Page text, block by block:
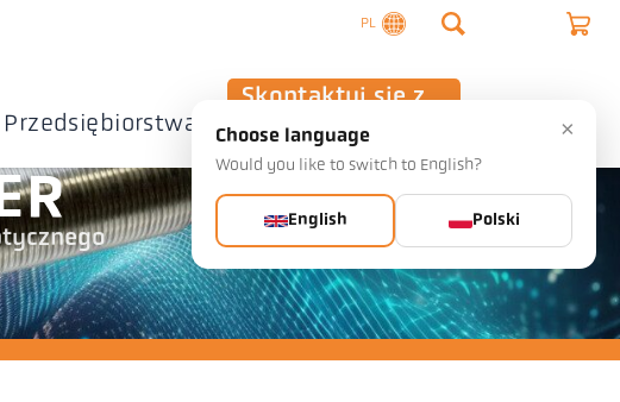
PL
Przedsiębiorstwa
Skontaktuj się z
nami
×
Choose language
Would you like to switch to English?
English Polski